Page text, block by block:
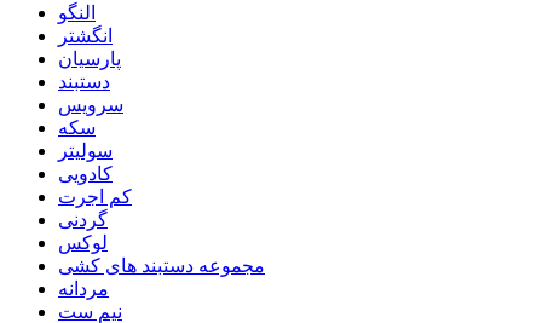
النگو
انگشتر
پارسیان
دستبند
سرویس
سکه
سولیتر
کادویی
کم اجرت
گردنی
لوکس
مجموعه دستبند های کشی
مردانه
نیم ست